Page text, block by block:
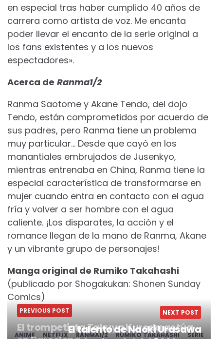
en especial tras haber cumplido 40 años de
carrera como artista de voz. Me encanta
poder llevar el encanto de la serie original a
los fans existentes y a los nuevos
espectadores».
Acerca de Ranma1/2
Ranma Saotome y Akane Tendo, del dojo
Tendo, están comprometidos por acuerdo de
sus padres, pero Ranma tiene un problema
muy particular… Desde que cayó en los
manantiales embrujados de Jusenkyo,
mientras entrenaba en China, Ranma tiene la
especial característica de transformarse en
mujer cuando entra en contacto con el agua
fría y volver a ser hombre con el agua
caliente. ¡Los disparates, la acción y el
romance llegan de la mano de Ranma, Akane
y un vibrante grupo de personajes!
Manga original de Rumiko Takahashi
(publicado por Shogakukan: Shonen Sunday
Comics)
ANIME NETFLIX RANMA1/2 RUMIKO TAKAHASHI SERIE
PREVIOUS POST
El trompetista Takuya Kuroda actúa
NEXT POST
El talento de Naoki Urasawa